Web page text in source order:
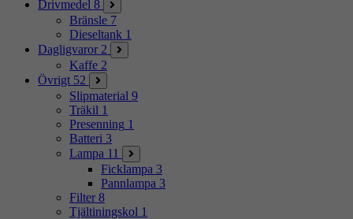
Drivmedel 8
Bränsle 7
Dieseltank 1
Dagligvaror 2
Kaffe 2
Övrigt 52
Slipmaterial 9
Träkil 1
Presenning 1
Batteri 3
Lampa 11
Ficklampa 3
Pannlampa 3
Filter 8
Tjältiningskol 1